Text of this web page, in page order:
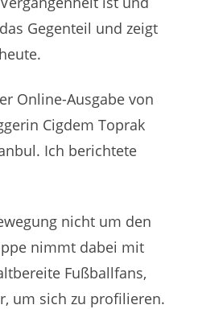
Gegenteil und zeigt
Online-Ausgabe von
Cigdem Toprak
Ich berichtete
nicht um den
nimmt dabei mit
Fußballfans,
um sich zu profilieren.